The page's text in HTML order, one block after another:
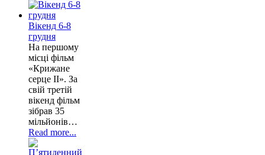
Вікенд 6-8
грудня
На першому
місці фільм
«Крижане
серце II». За
свій третій
вікенд фільм
зібрав 35
мільйонів…
Read more...